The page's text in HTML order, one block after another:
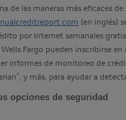
de las maneras más eficaces
(en inglés)
por Internet semanales
Wells Fargo pueden inscribirse en
informes de monitoreo de
®, y más, para ayudar a
opciones de seguridad